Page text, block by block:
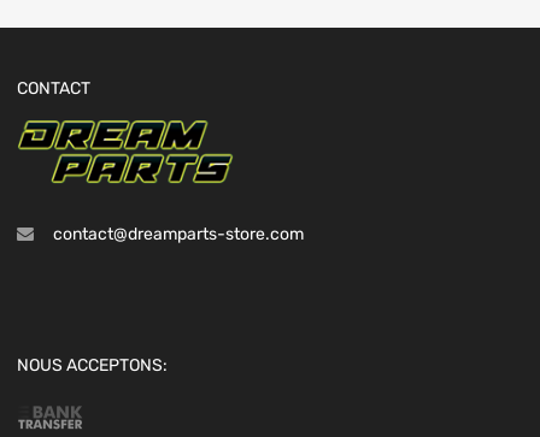
CONTACT
contact@dreamparts-store.com
NOUS ACCEPTONS: